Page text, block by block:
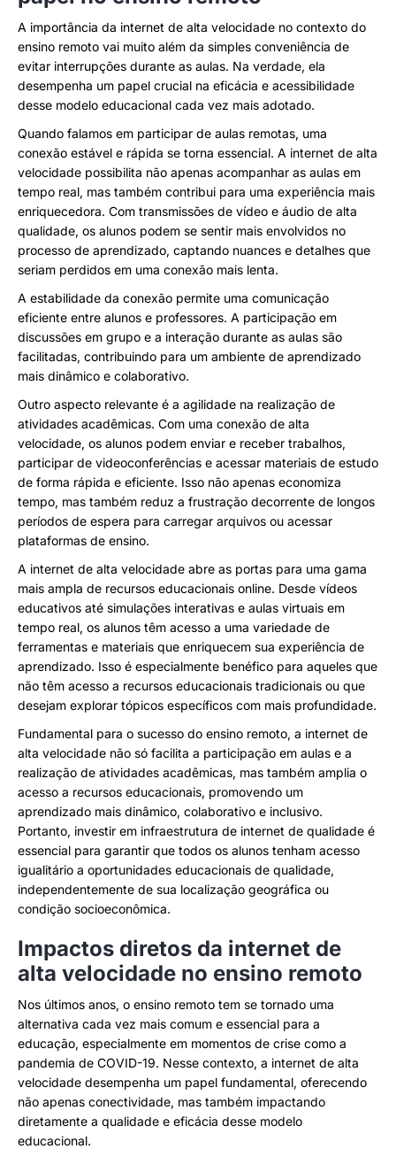
A importância da internet de alta velocidade no contexto do
ensino remoto vai muito além da simples conveniência de
evitar interrupções durante as aulas. Na verdade, ela
desempenha um papel crucial na eficácia e acessibilidade
desse modelo educacional cada vez mais adotado.
Quando falamos em participar de aulas remotas, uma
conexão estável e rápida se torna essencial. A internet de alta
velocidade possibilita não apenas acompanhar as aulas em
tempo real, mas também contribui para uma experiência mais
enriquecedora. Com transmissões de vídeo e áudio de alta
qualidade, os alunos podem se sentir mais envolvidos no
processo de aprendizado, captando nuances e detalhes que
seriam perdidos em uma conexão mais lenta.
A estabilidade da conexão permite uma comunicação
eficiente entre alunos e professores. A participação em
discussões em grupo e a interação durante as aulas são
facilitadas, contribuindo para um ambiente de aprendizado
mais dinâmico e colaborativo.
Outro aspecto relevante é a agilidade na realização de
atividades acadêmicas. Com uma conexão de alta
velocidade, os alunos podem enviar e receber trabalhos,
participar de videoconferências e acessar materiais de estudo
de forma rápida e eficiente. Isso não apenas economiza
tempo, mas também reduz a frustração decorrente de longos
períodos de espera para carregar arquivos ou acessar
plataformas de ensino.
A internet de alta velocidade abre as portas para uma gama
mais ampla de recursos educacionais online. Desde vídeos
educativos até simulações interativas e aulas virtuais em
tempo real, os alunos têm acesso a uma variedade de
ferramentas e materiais que enriquecem sua experiência de
aprendizado. Isso é especialmente benéfico para aqueles que
não têm acesso a recursos educacionais tradicionais ou que
desejam explorar tópicos específicos com mais profundidade.
Fundamental para o sucesso do ensino remoto, a internet de
alta velocidade não só facilita a participação em aulas e a
realização de atividades acadêmicas, mas também amplia o
acesso a recursos educacionais, promovendo um
aprendizado mais dinâmico, colaborativo e inclusivo.
Portanto, investir em infraestrutura de internet de qualidade é
essencial para garantir que todos os alunos tenham acesso
igualitário a oportunidades educacionais de qualidade,
independentemente de sua localização geográfica ou
condição socioeconômica.
Impactos diretos da internet de
alta velocidade no ensino remoto
Nos últimos anos, o ensino remoto tem se tornado uma
alternativa cada vez mais comum e essencial para a
educação, especialmente em momentos de crise como a
pandemia de COVID-19. Nesse contexto, a internet de alta
velocidade desempenha um papel fundamental, oferecendo
não apenas conectividade, mas também impactando
diretamente a qualidade e eficácia desse modelo
educacional.